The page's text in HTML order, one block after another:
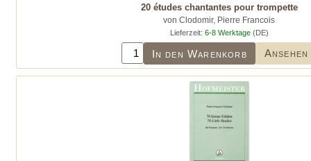
20 études chantantes pour trompette
von Clodomir, Pierre Francois
Lieferzeit: 6-8 Werktage(DE)
In den Warenkorb Ansehen